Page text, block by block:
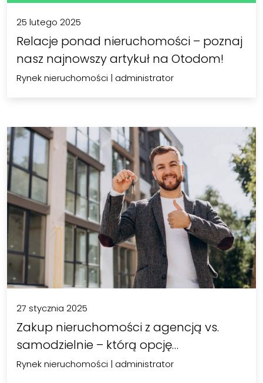
25 lutego 2025
Relacje ponad nieruchomości – poznaj
nasz najnowszy artykuł na Otodom!
Rynek nieruchomości | administrator
27 stycznia 2025
Zakup nieruchomości z agencją vs.
samodzielnie – którą opcję…
Rynek nieruchomości | administrator